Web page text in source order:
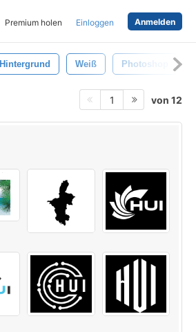
Premium holen Einloggen Anmelden
Hintergrund Weiß Photoshop
1 von 12